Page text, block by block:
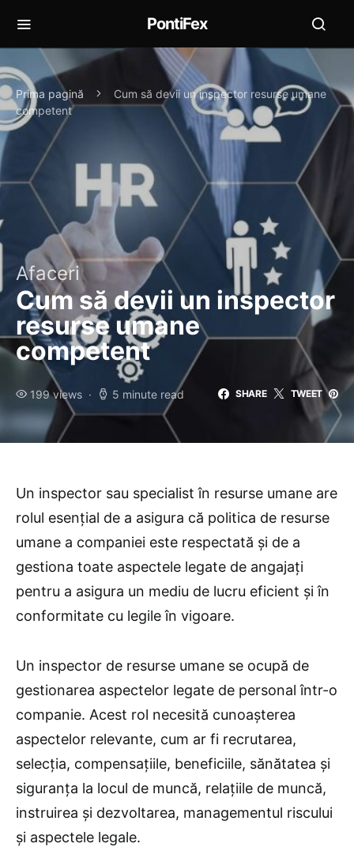
PontiFex
Prima pagină
Cum să devii un inspector resurse umane
competent
Afaceri
Cum să devii un inspector
resurse umane
competent
199 views 5 minute read SHARE TWEET
Un inspector sau specialist în resurse umane are
rolul esențial de a asigura că politica de resurse
umane a companiei este respectată și de a
gestiona toate aspectele legate de angajați
pentru a asigura un mediu de lucru eficient și în
conformitate cu legile în vigoare.
Un inspector de resurse umane se ocupă de
gestionarea aspectelor legate de personal într-o
companie. Acest rol necesită cunoașterea
aspectelor relevante, cum ar fi recrutarea,
selecția, compensațiile, beneficiile, sănătatea și
siguranța la locul de muncă, relațiile de muncă,
instruirea și dezvoltarea, managementul riscului
și aspectele legale.